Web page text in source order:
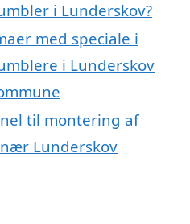
i Lunderskov?
med speciale i
i Lunderskov
til montering af
Lunderskov